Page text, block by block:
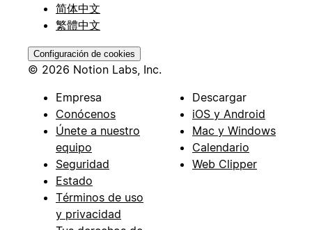
简体中文
繁體中文
Configuración de cookies
© 2026 Notion Labs, Inc.
Empresa
Conócenos
Únete a nuestro
equipo
Seguridad
Estado
Términos de uso
y privacidad
Descargar
iOS y Android
Mac y Windows
Calendario
Web Clipper